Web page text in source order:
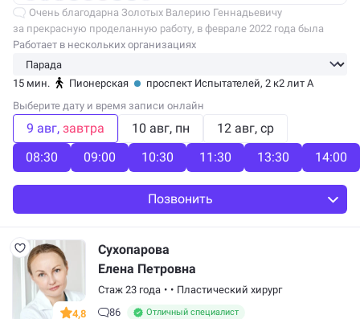
Очень благодарна Золотых Валерию Геннадьевичу
за прекрасную проделанную работу, в феврале 2022 года была
проведена маммопластика с якорной подтяжкой, результатом
очень довольна. До сих пор не могу…
Работает в нескольких организациях
15 мин. Пионерская
проспект Испытателей, 2 к2 лит А
Выберите дату и время записи онлайн
9 авг завтра 10 авг пн 12 авг ср
08:30
09:00 10:30 11:30 13:30 14:00
Позвонить
4,8
Сухопарова
Елена Петровна
Стаж 23 года • • Пластический хирург
86
Отличный специалист